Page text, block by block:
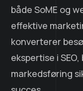
både SoME og
effektive
konverterer
ekspertise i
markedsføring